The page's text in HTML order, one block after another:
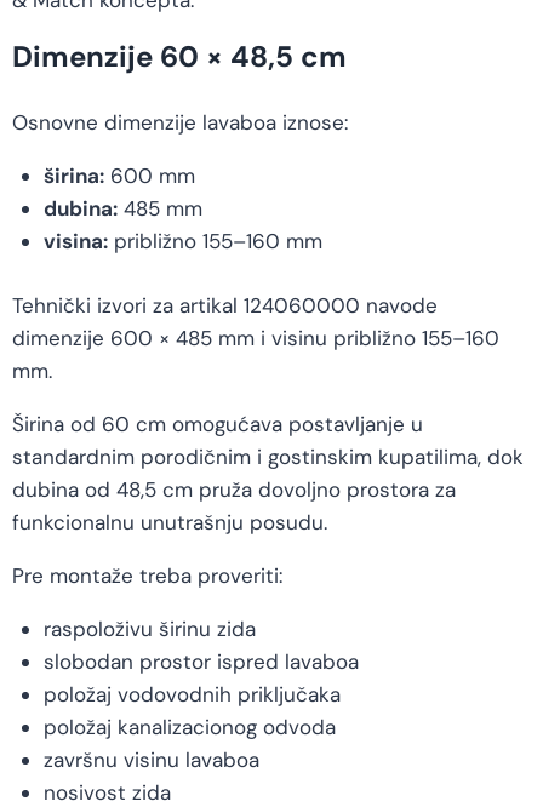
Dimenzije 60 × 48,5 cm
Osnovne dimenzije lavaboa iznose:
širina:600 mm
dubina:485 mm
visina:približno 155–160 mm
Tehnički izvori za artikal 124060000 navode
dimenzije 600 × 485 mm i visinu približno 155–160
mm.
Širina od 60 cm omogućava postavljanje u
standardnim porodičnim i gostinskim kupatilima, dok
dubina od 48,5 cm pruža dovoljno prostora za
funkcionalnu unutrašnju posudu.
Pre montaže treba proveriti:
raspoloživu širinu zida
slobodan prostor ispred lavaboa
položaj vodovodnih priključaka
položaj kanalizacionog odvoda
završnu visinu lavaboa
nosivost zida